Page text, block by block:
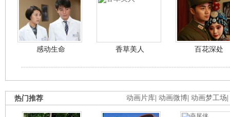
感动生命 香草美人 百花深处
动画片库 动画微博 动画梦工场
热门推荐